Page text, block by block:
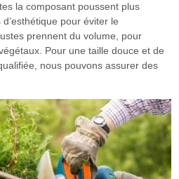
la composant poussent plus
pour éviter le
prennent du volume, pour
Pour une taille douce et de
nous pouvons assurer des